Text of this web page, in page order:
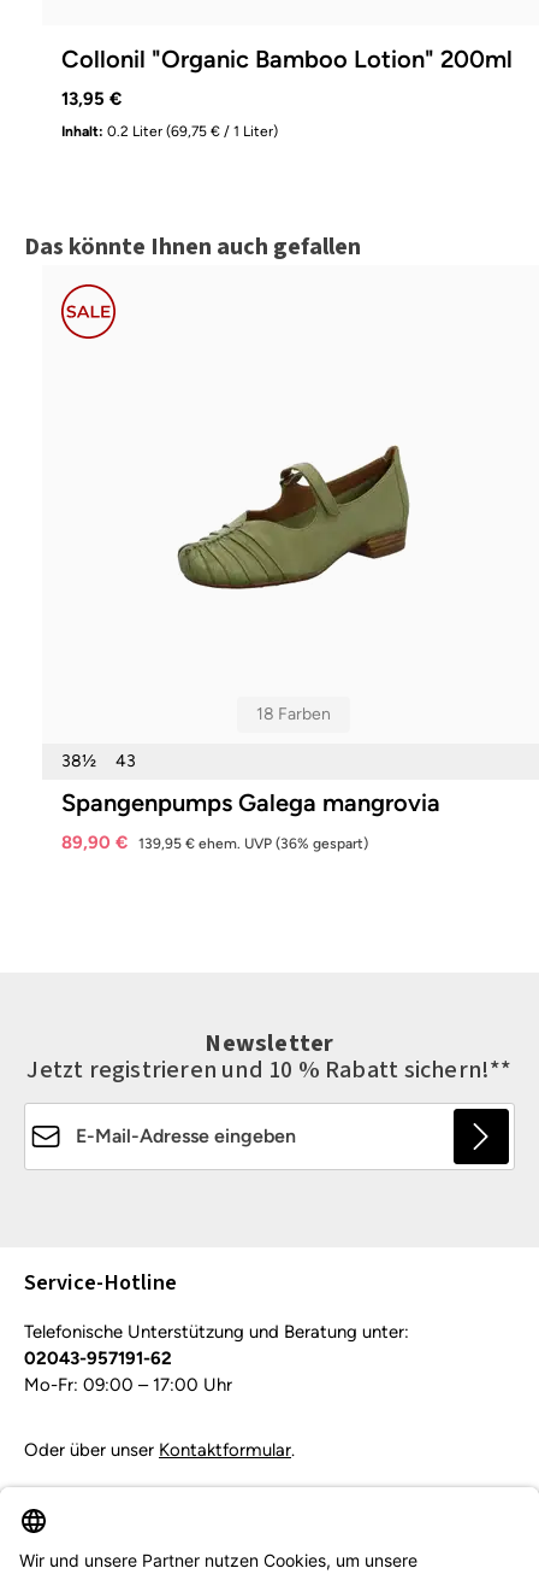
Collonil "Organic Bamboo Lotion" 200ml
Inhalt: 0.2 Liter (69,75 € / 1 Liter)
13,95 €
Produktgalerie überspringen
Das könnte Ihnen auch gefallen
18 Farben
38½ 43
Spangenpumps Galega mangrovia
89,90 € 139,95 € ehem. UVP (36% gespart)
Newsletter
Jetzt registrieren und 10 % Rabatt sichern!**
Service-Hotline
Telefonische Unterstützung und Beratung unter:
02043-957191-62
Mo-Fr: 09:00 – 17:00 Uhr
Oder über unser Kontaktformular.